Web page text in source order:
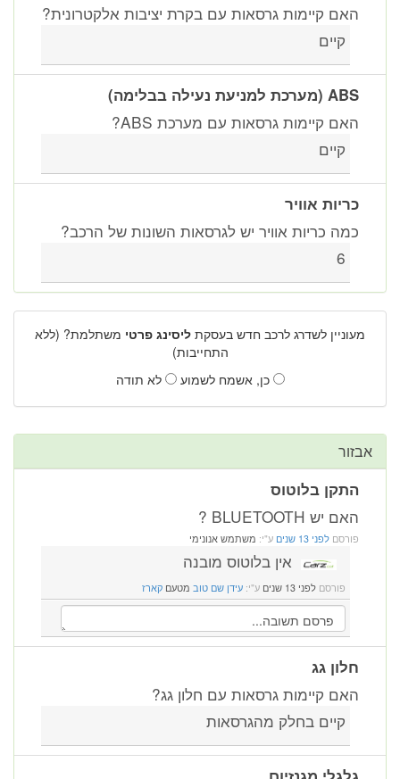
האם קיימות גרסאות עם בקרת יציבות אלקטרונית?
קיים
ABS (מערכת למניעת נעילה בבלימה)
האם קיימות גרסאות עם מערכת ABS?
קיים
כריות אוויר
כמה כריות אוויר יש לגרסאות השונות של הרכב?
6
מעוניין לשדרג לרכב חדש בעסקת ליסינג פרטי משתלמת? (ללא
התחייבות)
כן, אשמח לשמוע
לא תודה
אבזור
התקן בלוטוס
האם יש BLUETOOTH ?
פורסם לפני 13 שנים ע"י: משתמש אנונימי
אין בלוטוס מובנה
פורסם לפני 13 שנים ע"י: עידן שם טוב מטעם קארז
חלון גג
האם קיימות גרסאות עם חלון גג?
קיים בחלק מהגרסאות